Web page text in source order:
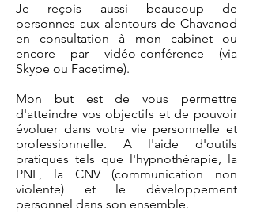
Je reçois aussi beaucoup de
personnes aux alentours de Chavanod
en consultation à mon cabinet ou
encore par vidéo-conférence (via
Skype ou Facetime).
Mon but est de vous permettre
d'atteindre vos objectifs et de pouvoir
évoluer dans votre vie personnelle et
professionnelle. A l'aide d'outils
pratiques tels que l'hypnothérapie, la
PNL, la CNV (communication non
violente) et le développement
personnel dans son ensemble.